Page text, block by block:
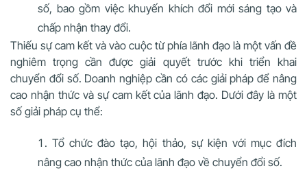
số, bao gồm việc khuyến khích đổi mới sáng tạo và
chấp nhận thay đổi.
Thiếu sự cam kết và vào cuộc từ phía lãnh đạo là một vấn đề
nghiêm trọng cần được giải quyết trước khi triển khai
chuyển đổi số. Doanh nghiệp cần có các giải pháp để nâng
cao nhận thức và sự cam kết của lãnh đạo. Dưới đây là một
số giải pháp cụ thể:
Tổ chức đào tạo, hội thảo, sự kiện với mục đích
nâng cao nhận thức của lãnh đạo về chuyển đổi số.